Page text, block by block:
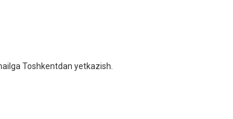
Toshkentdan yetkazish.